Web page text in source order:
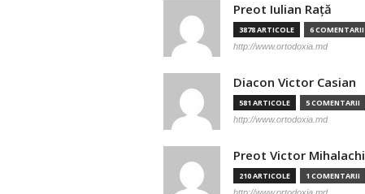
Preot Iulian Raţă
3878 ARTICOLE 6 COMENTARII
http://www.ortodoxia.md
Diacon Victor Casian
581 ARTICOLE 5 COMENTARII
http://www.ortodoxia.md
Preot Victor Mihalachi
210 ARTICOLE 1 COMENTARII